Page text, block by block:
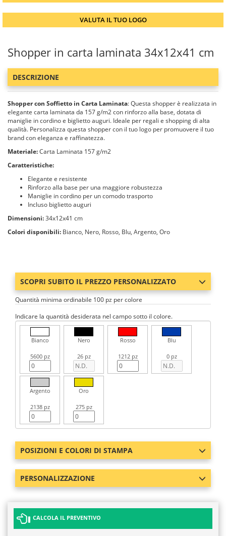
VALUTA IL TUO LOGO
Shopper in carta laminata 34x12x41 cm
DESCRIZIONE
Shopper con Soffietto in Carta Laminata: Questa shopper è realizzata in
elegante carta laminata da 157 g/m2 con rinforzo alla base, dotata di
maniglie in cordino e biglietto auguri. Ideale per regali e shopping di alta
qualità. Personalizza questa shopper con il tuo logo per promuovere il tuo
brand con eleganza e raffinatezza.
Materiale:Carta Laminata 157 g/m2
Caratteristiche:
Elegante e resistente
Rinforzo alla base per una maggiore robustezza
Maniglie in cordino per un comodo trasporto
Incluso biglietto auguri
Dimensioni:34x12x41 cm
Colori disponibili: Bianco, Nero, Rosso, Blu, Argento, Oro
SCOPRI SUBITO IL PREZZO PERSONALIZZATO
Quantità minima ordinabile 100 pz per colore
Indicare la quantità desiderata nel campo sotto il colore.
Bianco
5600 pz
Nero
26 pz
Rosso
1212 pz
Blu
0 pz
Argento
2138 pz
Oro
275 pz
POSIZIONI E COLORI DI STAMPA
PERSONALIZZAZIONE
CALCOLA IL PREVENTIVO